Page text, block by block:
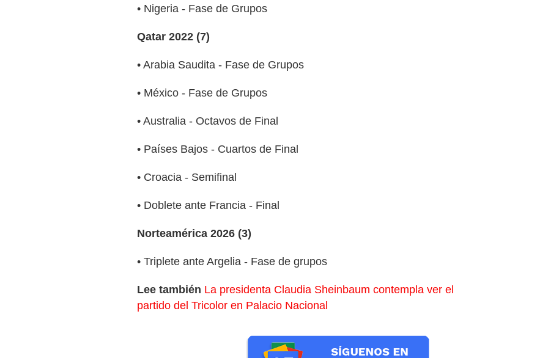
• Nigeria - Fase de Grupos
Qatar 2022 (7)
• Arabia Saudita - Fase de Grupos
• México - Fase de Grupos
• Australia - Octavos de Final
• Países Bajos - Cuartos de Final
• Croacia - Semifinal
• Doblete ante Francia - Final
Norteamérica 2026 (3)
• Triplete ante Argelia - Fase de grupos
Lee también La presidenta Claudia Sheinbaum contempla ver el
partido del Tricolor en Palacio Nacional